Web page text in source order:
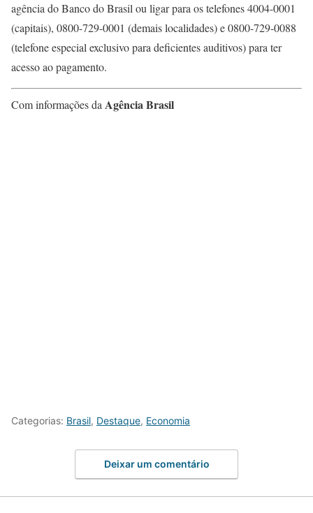
agência do Banco do Brasil ou ligar para os telefones 4004-0001
(capitais), 0800-729-0001 (demais localidades) e 0800-729-0088
(telefone especial exclusivo para deficientes auditivos) para ter
acesso ao pagamento.
Com informações daAgência Brasil
Categorias: Brasil, Destaque, Economia
Deixar um comentário